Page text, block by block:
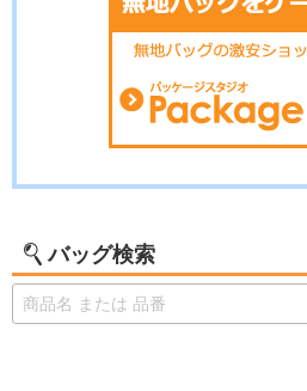
バッグ検索